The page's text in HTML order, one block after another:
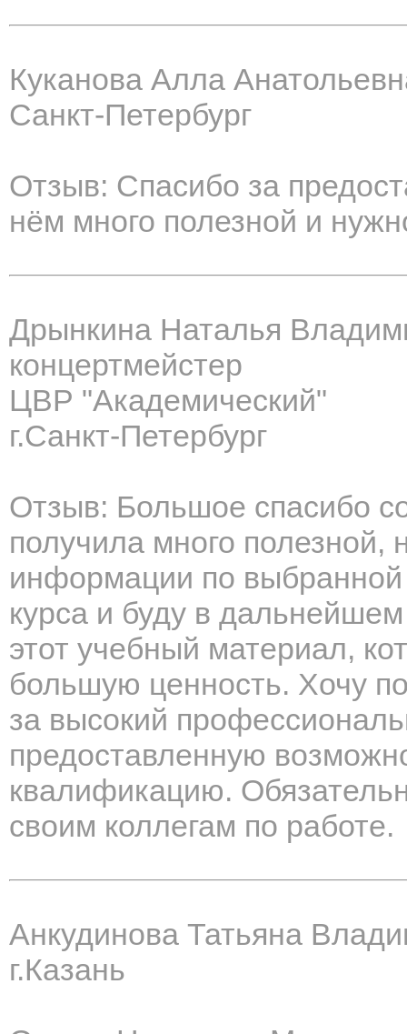
Куканова Алла
Санкт-Петербург
Отзыв: Спасибо за
нём много полезной и
Дрынкина Наталья
концертмейстер
ЦВР "Академический"
г.Санкт-Петербург
Отзыв: Большое спасибо
получила много полезной,
информации по
курса и буду в
этот учебный материал,
большую ценность. Хочу
за высокий
предоставленную
квалификацию.
своим коллегам по работе.
Анкудинова Татьяна
г.Казань